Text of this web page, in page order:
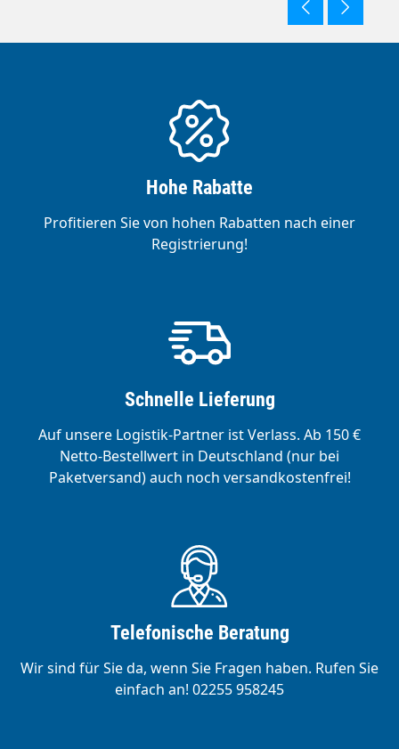
Hohe Rabatte
Profitieren Sie von hohen Rabatten nach einer
Registrierung!
Schnelle Lieferung
Auf unsere Logistik-Partner ist Verlass. Ab 150 €
Netto-Bestellwert in Deutschland (nur bei
Paketversand) auch noch versandkostenfrei!
Telefonische Beratung
Wir sind für Sie da, wenn Sie Fragen haben. Rufen Sie
einfach an! 02255 958245